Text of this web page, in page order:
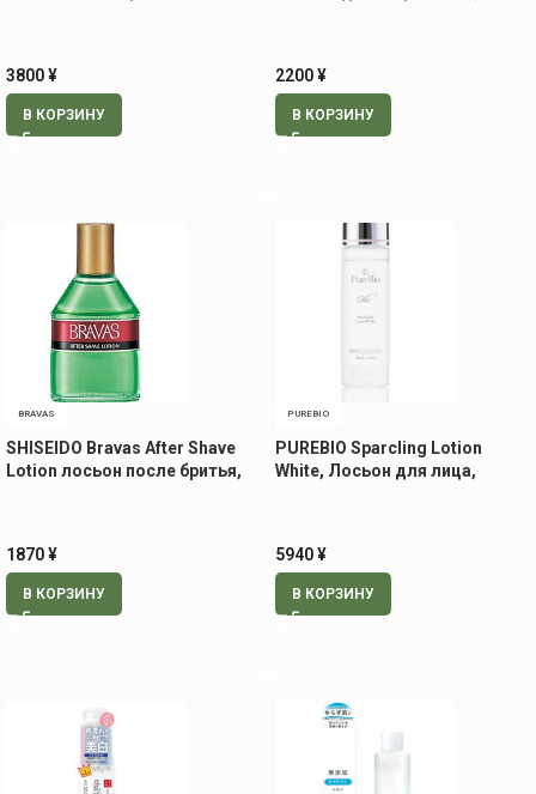
3800¥
В КОРЗИНУ
2200¥
В КОРЗИНУ
BRAVAS
SHISEIDO Bravas After Shave
Lotion лосьон после бритья,
1870¥
В КОРЗИНУ
PUREBIO
PUREBIO Sparcling Lotion
White, Лосьон для лица,
5940¥
В КОРЗИНУ